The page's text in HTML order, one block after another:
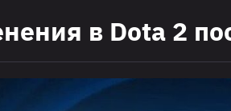
в Dota 2